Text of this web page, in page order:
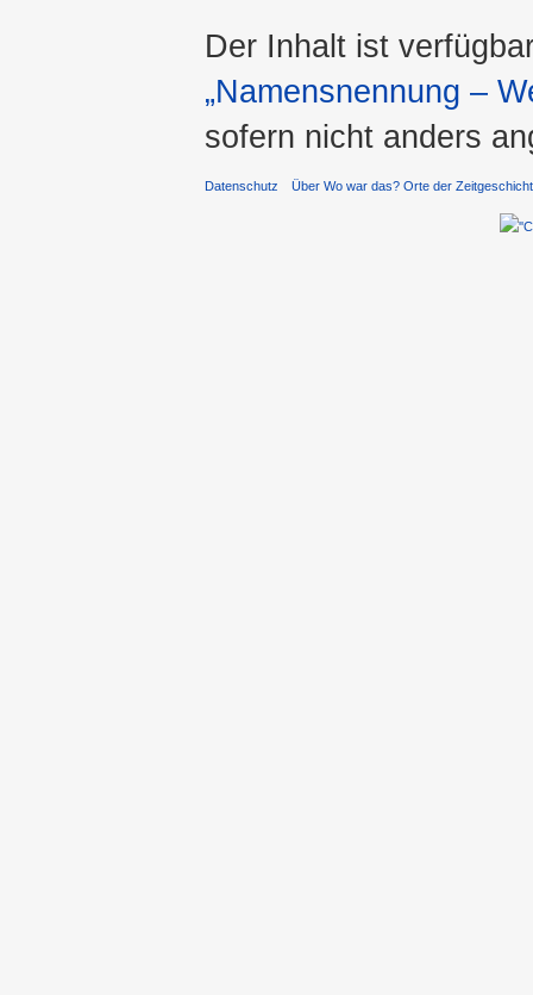
Der Inhalt ist
„Namensnennung –
sofern nicht anders
Datenschutz Über Wo war das? Orte der